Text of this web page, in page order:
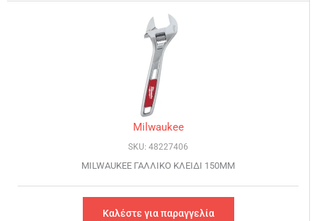
Milwaukee
SKU: 48227406
MILWAUKEE ΓΑΛΛΙΚΟ ΚΛΕΙΔΙ 150MM
Καλέστε για παραγγελία